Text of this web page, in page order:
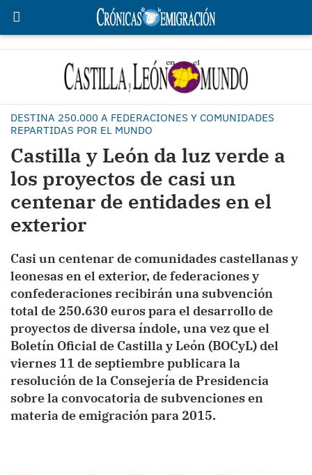
DESTINA 250.000 A FEDERACIONES Y COMUNIDADES
REPARTIDAS POR EL MUNDO
Castilla y León da luz verde a
los proyectos de casi un
centenar de entidades en el
exterior
Casi un centenar de comunidades castellanas y
leonesas en el exterior, de federaciones y
confederaciones recibirán una subvención
total de 250.630 euros para el desarrollo de
proyectos de diversa índole, una vez que el
Boletín Oficial de Castilla y León (BOCyL) del
viernes 11 de septiembre publicara la
resolución de la Consejería de Presidencia
sobre la convocatoria de subvenciones en
materia de emigración para 2015.